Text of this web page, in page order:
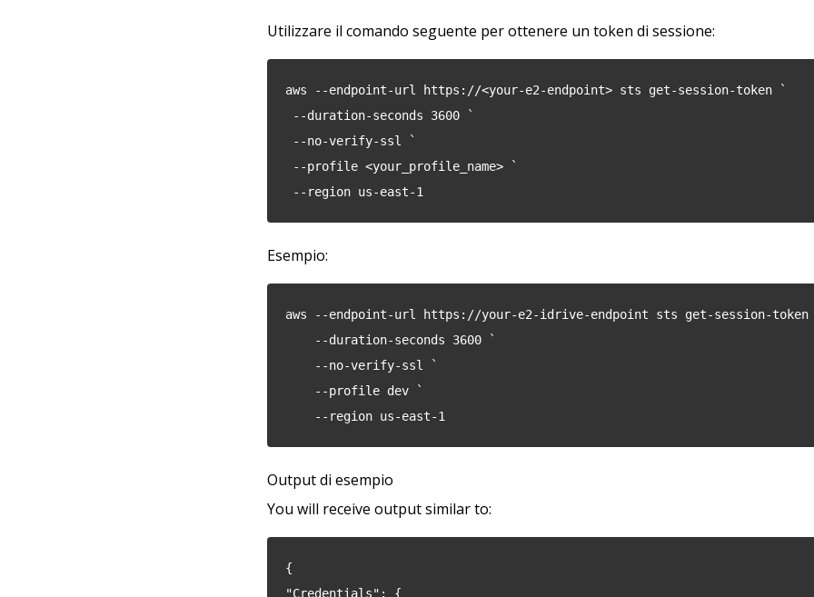
Utilizzare il comando seguente per ottenere un token di sessione:
aws --endpoint-url https://<your-e2-endpoint> sts get-session-token `
--duration-seconds 3600 `
--no-verify-ssl `
--profile <your_profile_name> `
--region us-east-1
Esempio:
aws --endpoint-url https://your-e2-idrive-endpoint sts get-session-
    --duration-seconds 3600 `
    --no-verify-ssl `
    --profile dev `
    --region us-east-1
Output di esempio
You will receive output similar to:
{
"Credentials": {